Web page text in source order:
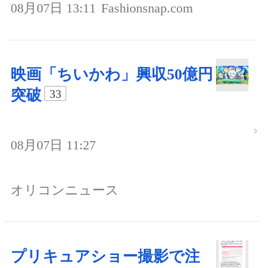
08月07日 13:11 Fashionsnap.com
映画「ちいかわ」興収50億円
突破
33
08月07日 11:27
オリコンニュース
プリキュアショー撮影で注